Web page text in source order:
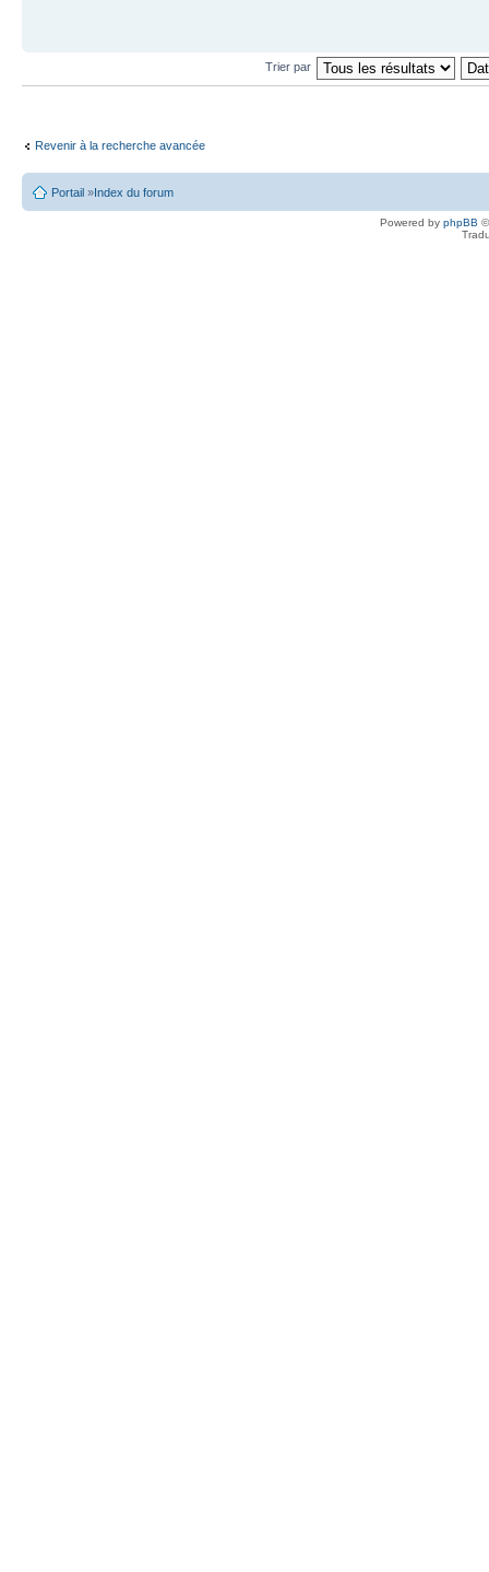
Trier par
Revenir à la recherche avancée
Portail »Index du forum
Powered by phpBB